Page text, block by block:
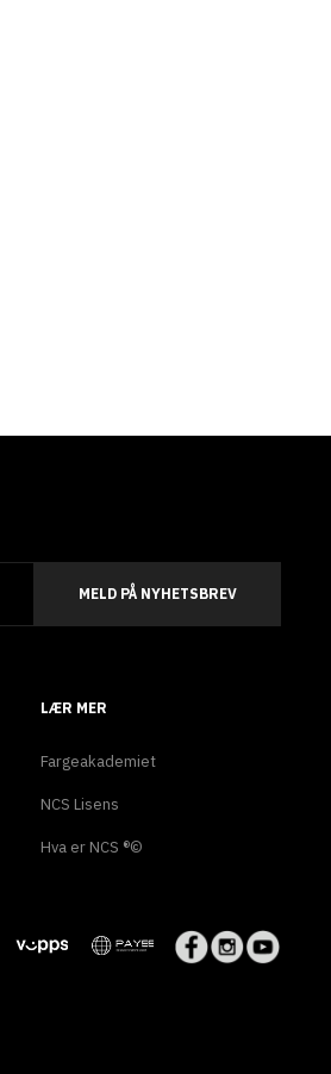
MELD PÅ NYHETSBREV
LÆR MER
Fargeakademiet
NCS Lisens
Hva er NCS ®©